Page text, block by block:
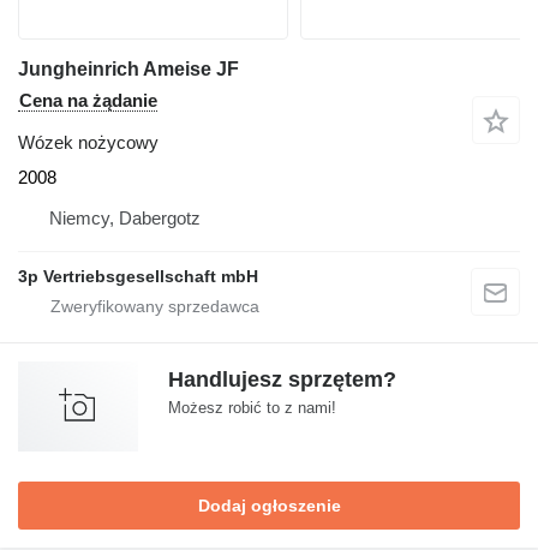
Jungheinrich Ameise JF
Cena na żądanie
Wózek nożycowy
2008
Niemcy, Dabergotz
3p Vertriebsgesellschaft mbH
Handlujesz sprzętem?
Możesz robić to z nami!
Dodaj ogłoszenie